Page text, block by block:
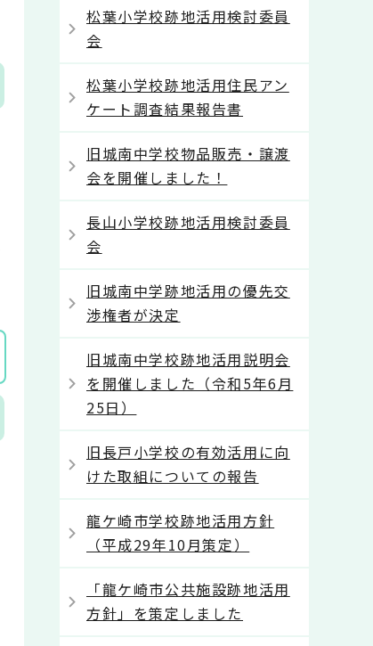
松葉小学校跡地活用検討委員
会
松葉小学校跡地活用住民アン
ケート調査結果報告書
旧城南中学校物品販売・譲渡
会を開催しました！
長山小学校跡地活用検討委員
会
旧城南中学跡地活用の優先交
渉権者が決定
旧城南中学校跡地活用説明会
を開催しました（令和5年6月
25日）
旧長戸小学校の有効活用に向
けた取組についての報告
龍ケ崎市学校跡地活用方針
（平成29年10月策定）
「龍ケ崎市公共施設跡地活用
方針」を策定しました